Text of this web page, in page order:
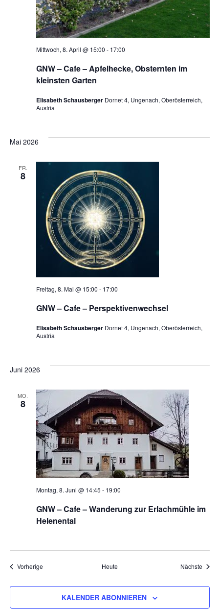
GNW – Cafe – Apfelhecke, Obsternten im
kleinsten Garten
Mittwoch, 8. April @ 15:00 - 17:00
Elisabeth Schausberger Dornet 4, Ungenach, Oberösterreich,
Austria
Mai 2026
FR.
8
GNW – Cafe – Perspektivenwechsel
Freitag, 8. Mai @ 15:00 - 17:00
Elisabeth Schausberger Dornet 4, Ungenach, Oberösterreich,
Austria
Juni 2026
MO.
8
GNW – Cafe – Wanderung zur Erlachmühle im
Helenental
Montag, 8. Juni @ 14:45 - 19:00
VorherigeVeranstaltungen Heute Nächste
KALENDER ABONNIEREN